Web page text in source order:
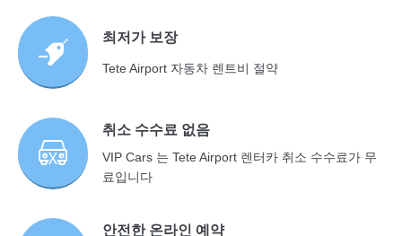
최저가 보장
Tete Airport 자동차 렌트비 절약
취소 수수료 없음
VIP Cars 는 Tete Airport 렌터카 취소 수수료가 무
료입니다
안전한 온라인 예약